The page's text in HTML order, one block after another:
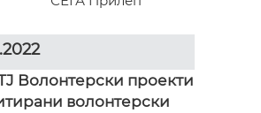
Волонтерски проекти
волонтерски